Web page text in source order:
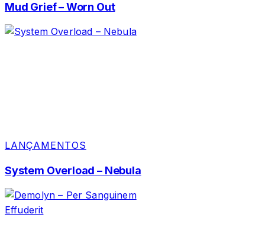
Mud Grief – Worn Out
LANÇAMENTOS
System Overload – Nebula